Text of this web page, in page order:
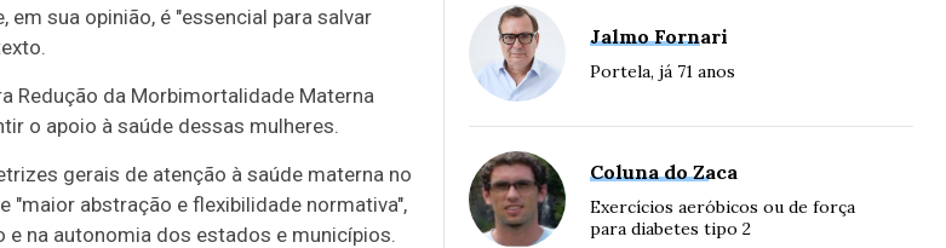
sua opinião, é "essencial para salvar
Redução da Morbimortalidade Materna
o apoio à saúde dessas mulheres.
gerais de atenção à saúde materna no
"maior abstração e flexibilidade normativa",
na autonomia dos estados e municípios.
Jalmo Fornari
Portela, já 71 anos
Coluna do Zaca
Exercícios aeróbicos ou de força
para diabetes tipo 2